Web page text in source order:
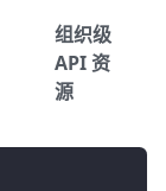
组织级
API 资
源